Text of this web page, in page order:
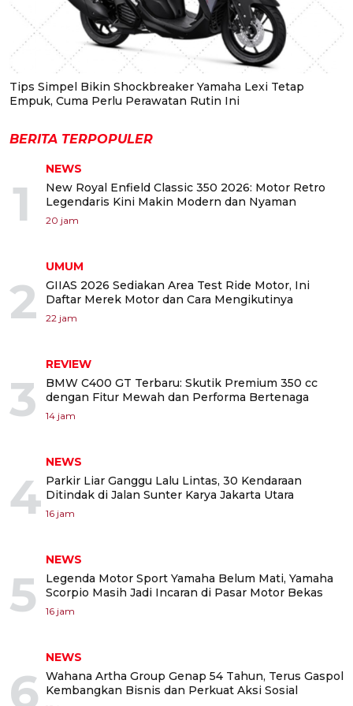
Tips Simpel Bikin Shockbreaker Yamaha Lexi Tetap
Empuk, Cuma Perlu Perawatan Rutin Ini
BERITA TERPOPULER
1
NEWS
New Royal Enfield Classic 350 2026: Motor Retro
Legendaris Kini Makin Modern dan Nyaman
20 jam
2
UMUM
GIIAS 2026 Sediakan Area Test Ride Motor, Ini
Daftar Merek Motor dan Cara Mengikutinya
22 jam
3
REVIEW
BMW C400 GT Terbaru: Skutik Premium 350 cc
dengan Fitur Mewah dan Performa Bertenaga
14 jam
4
NEWS
Parkir Liar Ganggu Lalu Lintas, 30 Kendaraan
Ditindak di Jalan Sunter Karya Jakarta Utara
16 jam
5
NEWS
Legenda Motor Sport Yamaha Belum Mati, Yamaha
Scorpio Masih Jadi Incaran di Pasar Motor Bekas
16 jam
6
NEWS
Wahana Artha Group Genap 54 Tahun, Terus Gaspol
Kembangkan Bisnis dan Perkuat Aksi Sosial